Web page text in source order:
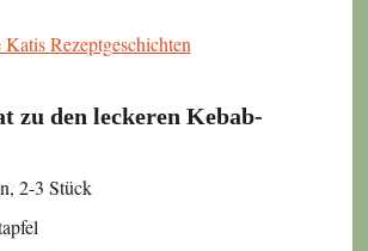
zu den leckeren Kebab-
2-3 Stück